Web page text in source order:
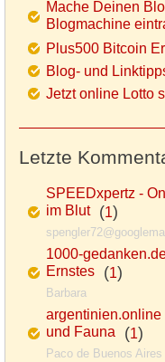
Mache Deinen
Blogmachine
Plus500 Bitcoin
Blog- und
Jetzt online Lotto
Letzte
SPEEDxpertz -
im Blut(1)
1000-
Ernstes (1)
Barbara
argentinien.online
und Fauna (1)
Paco de Buenos Aires